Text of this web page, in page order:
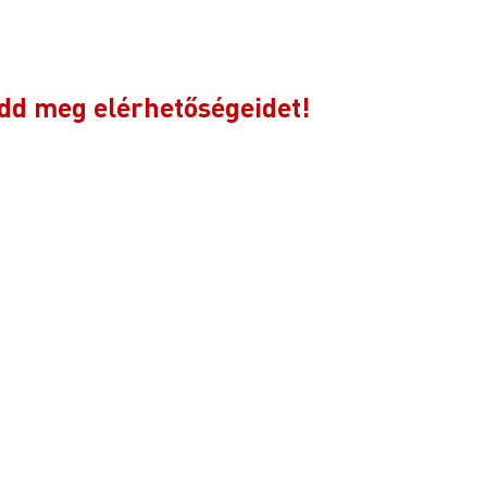
meg elérhetőségeidet!